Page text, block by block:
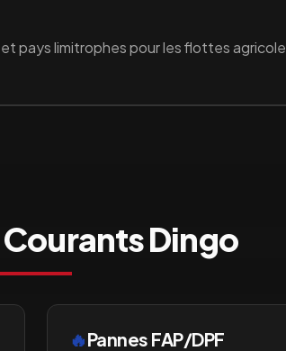
pays limitrophes pour les flottesagricole
Dingo
🔥Pannes FAP/DPF